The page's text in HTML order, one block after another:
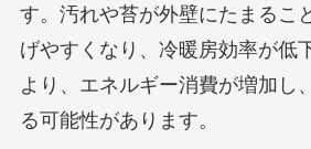
す。汚れや苔が外壁にたまるこ
げやすくなり、冷暖房効率が低
より、エネルギー消費が増加し
る可能性があります。